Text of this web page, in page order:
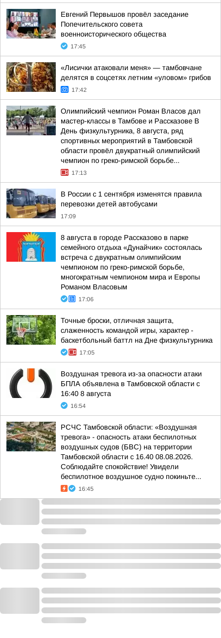
Евгений Первышов провёл заседание
Попечительского совета
военноисторического общества
17:45
«Лисички атаковали меня» — тамбовчане
делятся в соцсетях летним «уловом» грибов
17:42
Олимпийский чемпион Роман Власов дал
мастер-классы в Тамбове и Рассказове В
День физкультурника, 8 августа, ряд
спортивных мероприятий в Тамбовской
области провёл двукратный олимпийский
чемпион по греко-римской борьбе...
17:13
В России с 1 сентября изменятся правила
перевозки детей автобусами
17:09
8 августа в городе Рассказово в парке
семейного отдыха «Дунайчик» состоялась
встреча с двукратным олимпийским
чемпионом по греко-римской борьбе,
многократным чемпионом мира и Европы
Романом Власовым
17:06
Точные броски, отличная защита,
слаженность командой игры, характер -
баскетбольный баттл на Дне физкультурника
17:05
Воздушная тревога из-за опасности атаки
БПЛА объявлена в Тамбовской области с
16:40 8 августа
16:54
РСЧС Тамбовской области: «Воздушная
тревога» - опасность атаки беспилотных
воздушных судов (БВС) на территории
Тамбовской области с 16.40 08.08.2026.
Соблюдайте спокойствие! Увидели
беспилотное воздушное судно покиньте...
16:45